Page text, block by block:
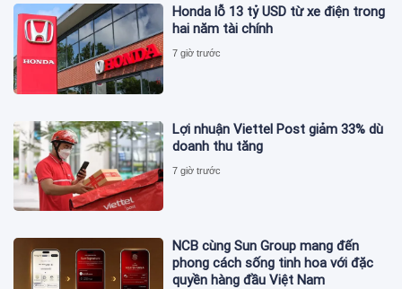
Honda lỗ 13 tỷ USD từ xe điện trong
hai năm tài chính
7 giờ trước
Lợi nhuận Viettel Post giảm 33% dù
doanh thu tăng
7 giờ trước
NCB cùng Sun Group mang đến
phong cách sống tinh hoa với đặc
quyền hàng đầu Việt Nam